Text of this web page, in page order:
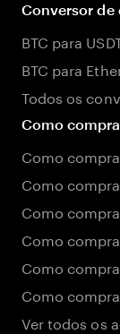
Conversor de
BTC para
BTC para
Todos os
Como
Como
Como
Como
Como
Como
Como
Ver todos os